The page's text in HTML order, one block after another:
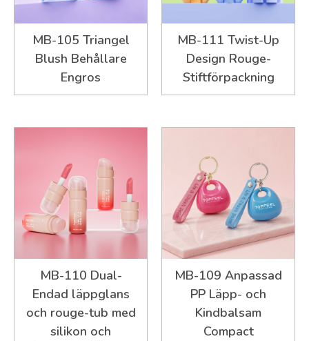
MB-105 Triangel
Blush Behållare
Engros
MB-111 Twist-Up
Design Rouge-
Stiftförpackning
MB-110 Dual-
Endad läppglans
och rouge-tub med
silikon och
MB-109 Anpassad
PP Läpp- och
Kindbalsam
Compact